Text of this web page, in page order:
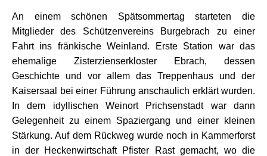
An einem schönen Spätsommertag starteten die
Mitglieder des Schützenvereins Burgebrach zu einer
Fahrt ins fränkische Weinland. Erste Station war das
ehemalige Zisterzienserkloster Ebrach, dessen
Geschichte und vor allem das Treppenhaus und der
Kaisersaal bei einer Führung anschaulich erklärt wurden.
In dem idyllischen Weinort Prichsenstadt war dann
Gelegenheit zu einem Spaziergang und einer kleinen
Stärkung. Auf dem Rückweg wurde noch in Kammerforst
in der Heckenwirtschaft Pfister Rast gemacht, wo die